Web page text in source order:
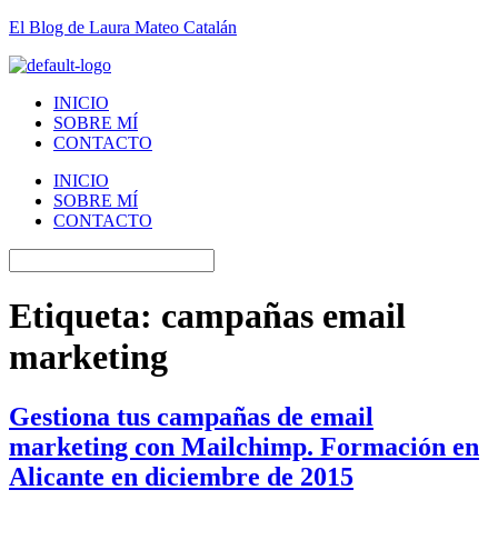
El Blog de Laura Mateo Catalán
INICIO
SOBRE MÍ
CONTACTO
INICIO
SOBRE MÍ
CONTACTO
Etiqueta: campañas email
marketing
Gestiona tus campañas de email
marketing con Mailchimp. Formación en
Alicante en diciembre de 2015